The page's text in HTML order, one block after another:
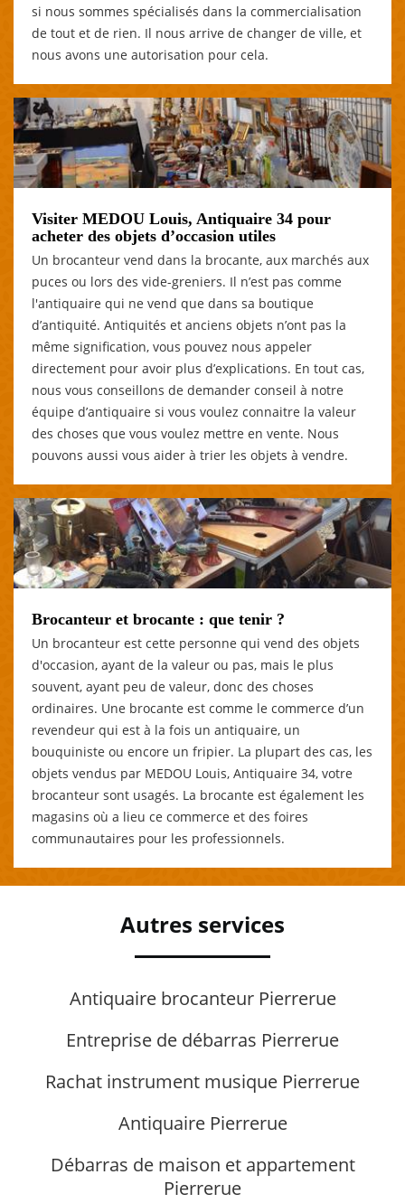
si nous sommes spécialisés dans la commercialisation
de tout et de rien. Il nous arrive de changer de ville, et
nous avons une autorisation pour cela.
Visiter MEDOU Louis, Antiquaire 34 pour
acheter des objets d’occasion utiles
Un brocanteur vend dans la brocante, aux marchés aux
puces ou lors des vide-greniers. Il n’est pas comme
l'antiquaire qui ne vend que dans sa boutique
d’antiquité. Antiquités et anciens objets n’ont pas la
même signification, vous pouvez nous appeler
directement pour avoir plus d’explications. En tout cas,
nous vous conseillons de demander conseil à notre
équipe d’antiquaire si vous voulez connaitre la valeur
des choses que vous voulez mettre en vente. Nous
pouvons aussi vous aider à trier les objets à vendre.
Brocanteur et brocante : que tenir ?
Un brocanteur est cette personne qui vend des objets
d'occasion, ayant de la valeur ou pas, mais le plus
souvent, ayant peu de valeur, donc des choses
ordinaires. Une brocante est comme le commerce d’un
revendeur qui est à la fois un antiquaire, un
bouquiniste ou encore un fripier. La plupart des cas, les
objets vendus par MEDOU Louis, Antiquaire 34, votre
brocanteur sont usagés. La brocante est également les
magasins où a lieu ce commerce et des foires
communautaires pour les professionnels.
Autres services
Antiquaire brocanteur Pierrerue
Entreprise de débarras Pierrerue
Rachat instrument musique Pierrerue
Antiquaire Pierrerue
Débarras de maison et appartement
Pierrerue